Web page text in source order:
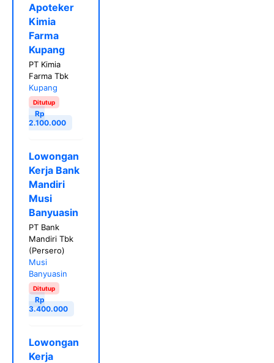
Apoteker
Kimia
Farma
Kupang
PT Kimia
Farma Tbk
Kupang
Ditutup
Rp
2.100.000
Lowongan
Kerja Bank
Mandiri
Musi
Banyuasin
PT Bank
Mandiri Tbk
(Persero)
Musi
Banyuasin
Ditutup
Rp
3.400.000
Lowongan
Kerja